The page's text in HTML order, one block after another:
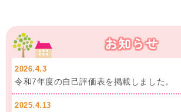
お知らせ
2026.4.3
令和7年度の自己評価表を掲載しました。
2025.4.13